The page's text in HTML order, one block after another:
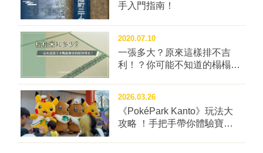
手入門指南！
2020.07.10
一張多大？原來這樣排不吉
利！？你可能不知道的榻榻米
2026.03.26
《PokéPark Kanto》玩法大
攻略 ！手把手帶你體驗寶可